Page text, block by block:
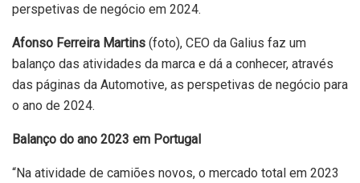
perspetivas de negócio em 2024.
Afonso Ferreira Martins (foto), CEO da Galius faz um
balanço das atividades da marca e dá a conhecer, através
das páginas da Automotive, as perspetivas de negócio para
o ano de 2024.
Balanço do ano 2023 em Portugal
“Na atividade de camiões novos, o mercado total em 2023